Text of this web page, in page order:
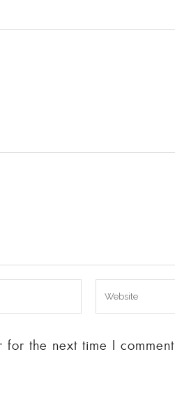
the next time I comment.